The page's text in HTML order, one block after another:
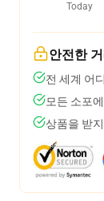
Today
안전한
전 세계 어
모든 소포
상품을 받